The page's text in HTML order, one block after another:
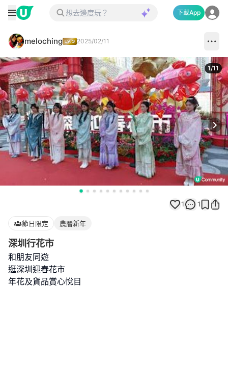
下載App
meloching 2025/02/11
1/11
1 1
節日限定 農曆新年
深圳行花市
和朋友同遊
逛深圳迎春花市
年花及貨品賞心悅目